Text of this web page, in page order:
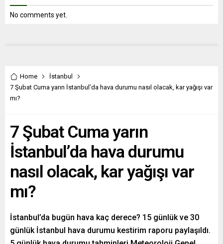
No comments yet.
Home
İstanbul
7 Şubat Cuma yarın İstanbul’da hava durumu nasıl olacak, kar yağışı var
mı?
7 Şubat Cuma yarın
İstanbul’da hava durumu
nasıl olacak, kar yağışı var
mı?
İstanbul’da bugün hava kaç derece? 15 günlük ve 30
günlük İstanbul hava durumu kestirim raporu paylaşıldı.